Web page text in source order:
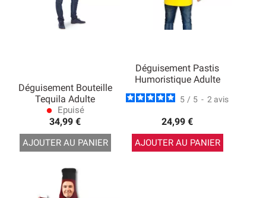
Déguisement Bouteille
Tequila Adulte
lens Epuisé
34,99 €
AJOUTER AU PANIER
Déguisement Pastis
Humoristique Adulte
5 / 5 - 2 avis
24,99 €
AJOUTER AU PANIER